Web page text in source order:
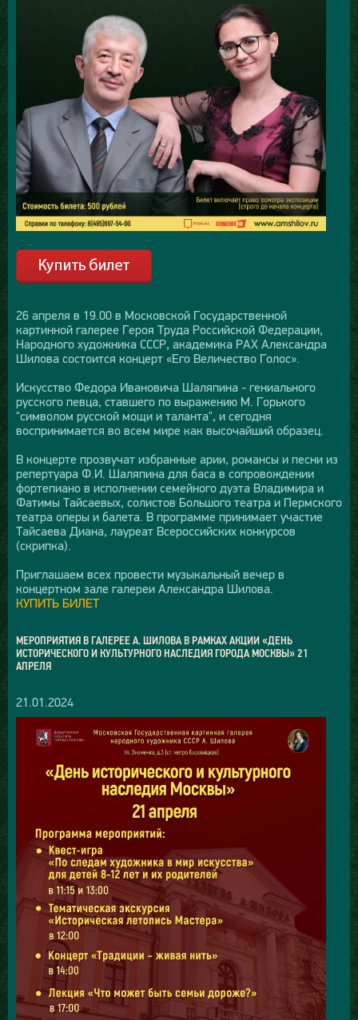
26 апреля в 19.00 в Московской Государственной
картинной галерее Героя Труда Российской Федерации,
Народного художника СССР, академика РАХ Александра
Шилова состоится концерт «Его Величество Голос».
Искусство Федора Ивановича Шаляпина - гениального
русского певца, ставшего по выражению М. Горького
"символом русской мощи и таланта", и сегодня
воспринимается во всем мире как высочайший образец.
В концерте прозвучат избранные арии, романсы и песни из
репертуара Ф.И. Шаляпина для баса в сопровождении
фортепиано в исполнении семейного дуэта Владимира и
Фатимы Тайсаевых, солистов Большого театра и Пермского
театра оперы и балета. В программе принимает участие
Тайсаева Диана, лауреат Всероссийских конкурсов
(скрипка).
Приглашаем всех провести музыкальный вечер в
концертном зале галереи Александра Шилова.
КУПИТЬ БИЛЕТ
МЕРОПРИЯТИЯ В ГАЛЕРЕЕ А. ШИЛОВА В РАМКАХ АКЦИИ «ДЕНЬ
ИСТОРИЧЕСКОГО И КУЛЬТУРНОГО НАСЛЕДИЯ ГОРОДА МОСКВЫ» 21
АПРЕЛЯ
21.01.2024